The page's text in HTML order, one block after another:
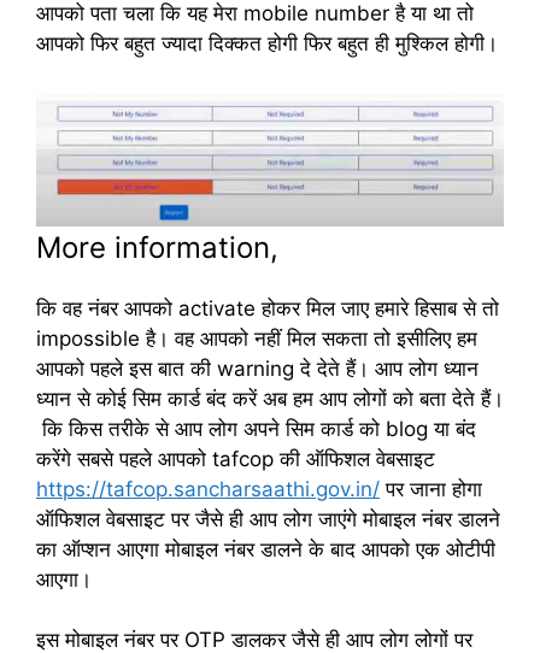
आपको पता चला कि यह मेरा mobile number है या था तो
आपको फिर बहुत ज्यादा दिक्कत होगी फिर बहुत ही मुश्किल होगी।
More information,
कि वह नंबर आपको activate होकर मिल जाए हमारे हिसाब से तो
impossible है। वह आपको नहीं मिल सकता तो इसीलिए हम
आपको पहले इस बात की warning दे देते हैं। आप लोग ध्यान
ध्यान से कोई सिम कार्ड बंद करें अब हम आप लोगों को बता देते हैं।
कि किस तरीके से आप लोग अपने सिम कार्ड को blog या बंद
करेंगे सबसे पहले आपको tafcop की ऑफिशल वेबसाइट
https://tafcop.sancharsaathi.gov.in/ पर जाना होगा
ऑफिशल वेबसाइट पर जैसे ही आप लोग जाएंगे मोबाइल नंबर डालने
का ऑप्शन आएगा मोबाइल नंबर डालने के बाद आपको एक ओटीपी
आएगा।
इस मोबाइल नंबर पर OTP डालकर जैसे ही आप लोग लोगों पर